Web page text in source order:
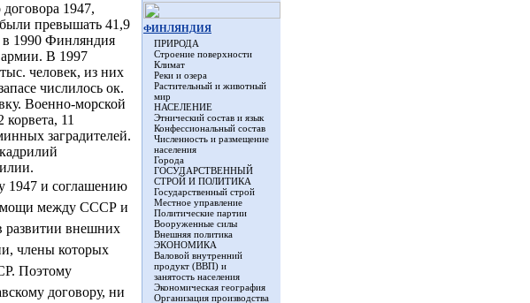
1947,
превышать 41,9
в 1990 Финляндия
армии. В 1997
человек, из них
числилось ок.
Военно-морской
11
заградителей.
1947 и соглашению
между СССР и
развитии внешних
члены которых
Поэтому
договору, ни
ФИНЛЯНДИЯ
ПРИРОДА
Строение поверхности
Климат
Реки и озера
Растительный и животный
мир
НАСЕЛЕНИЕ
Этнический состав и язык
Конфессиональный состав
Численность и размещение
населения
Города
ГОСУДАРСТВЕННЫЙ
СТРОЙ И ПОЛИТИКА
Государственный строй
Местное управление
Политические партии
Вооруженные силы
Внешняя политика
ЭКОНОМИКА
Валовой внутренний
продукт (ВВП) и
занятость населения
Экономическая география
Организация производства